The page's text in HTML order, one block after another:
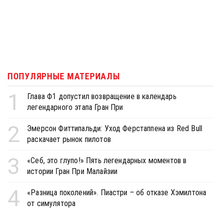
ПОПУЛЯРНЫЕ МАТЕРИАЛЫ
1
Глава Ф1 допустил возвращение в календарь
легендарного этапа Гран При
2
Эмерсон Фиттипальди: Уход Ферстаппена из Red Bull
раскачает рынок пилотов
3
«Себ, это глупо!» Пять легендарных моментов в
истории Гран При Малайзии
4
«Разница поколений». Пиастри – об отказе Хэмилтона
от симулятора